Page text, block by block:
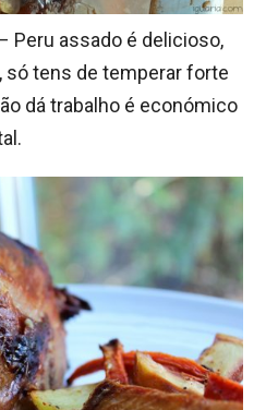
Peru assado é delicioso,
só tens de temperar forte
dá trabalho é económico